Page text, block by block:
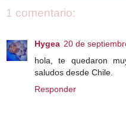
1 comentario:
Hygea 20 de
hola, te quedaron
saludos desde Chile.
Responder